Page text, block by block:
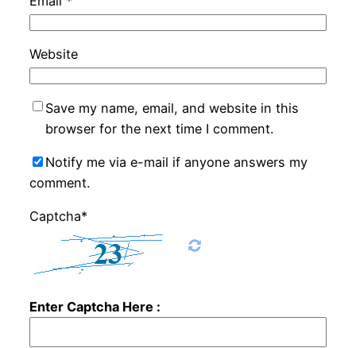
Website
Save my name, email, and website in this
browser for the next time I comment.
Notify me via e-mail if anyone answers my
comment.
Captcha*
Enter Captcha Here :